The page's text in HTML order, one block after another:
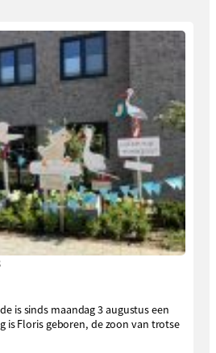
is sinds maandag 3 augustus een
is Floris geboren, de zoon van trotse